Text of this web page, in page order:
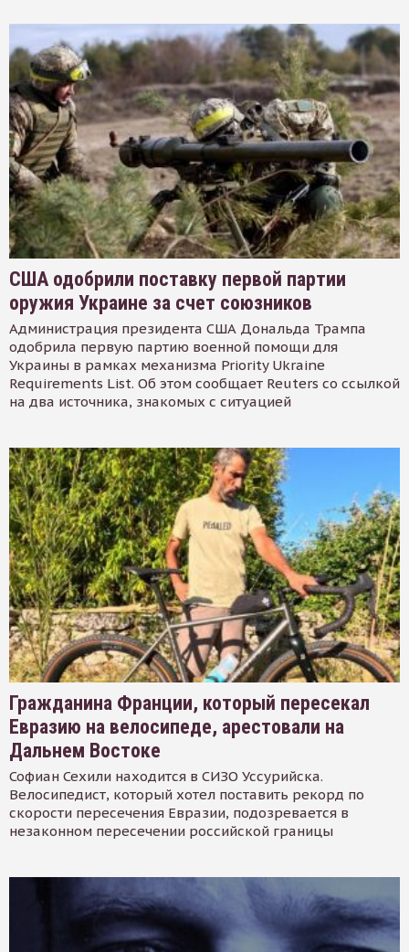
США одобрили поставку первой партии
оружия Украине за счет союзников
Администрация президента США Дональда Трампа
одобрила первую партию военной помощи для
Украины в рамках механизма Priority Ukraine
Requirements List. Об этом сообщает Reuters со ссылкой
на два источника, знакомых с ситуацией
Гражданина Франции, который пересекал
Евразию на велосипеде, арестовали на
Дальнем Востоке
Софиан Сехили находится в СИЗО Уссурийска.
Велосипедист, который хотел поставить рекорд по
скорости пересечения Евразии, подозревается в
незаконном пересечении российской границы